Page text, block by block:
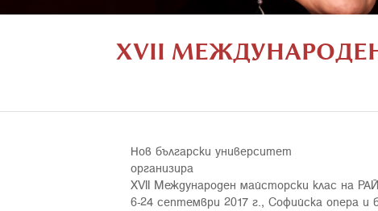
XVII
Нов български университет
организира
XVII Международен майсторски клас на
6-24 септември 2017 г., Софийска опера и